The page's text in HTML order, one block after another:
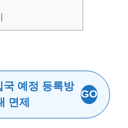
국 예정 등록방
면제
GO